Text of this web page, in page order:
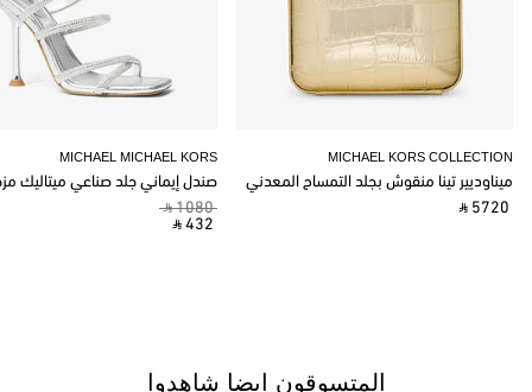
MICHAEL MICHAEL KORS
صندل إيماني جلد صناعي ميتاليك
‎ ⃁ 1080 ‎
‎ ⃁ 432 ‎
MICHAEL KORS COLLECTION
ميناوديير تينا منقوش بجلد التمساح المعدني
‎ ⃁ 5720 ‎
المتسوقون ايضا شاهدوا